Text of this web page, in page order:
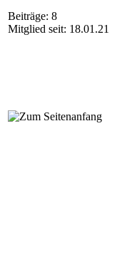
Beiträge: 8
Mitglied seit: 18.01.21